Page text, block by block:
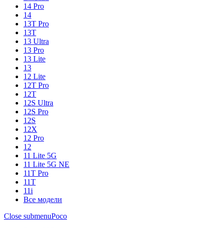
14 Pro
14
13T Pro
13T
13 Ultra
13 Pro
13 Lite
13
12 Lite
12T Pro
12T
12S Ultra
12S Pro
12S
12X
12 Pro
12
11 Lite 5G
11 Lite 5G NE
11T Pro
11T
11i
Все модели
Close submenuPoco